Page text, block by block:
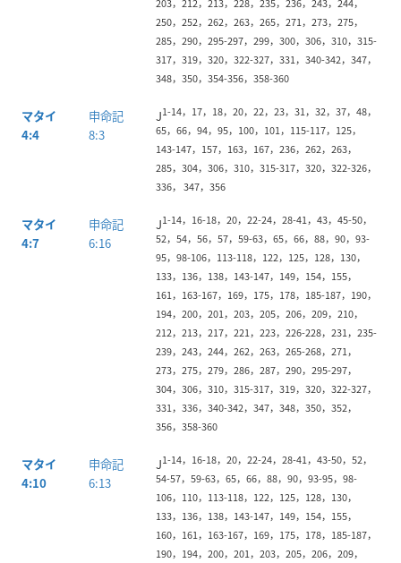
250，252，262，263，265，271，273，275，
285，290，295-297，299，300，306，310，315-
317，319，320，322-327，331，340-342，347，
348，350，354-356，358-360
マタイ
4:4
申命記
8:3
J1-14，17，18，20，22，23，31，32，37，48，
65，66，94，95，100，101，115-117，125，
143-147，157，163，167，236，262，263，
285，304，306，310，315-317，320，322-326，
336， 347，356
マタイ
4:7
申命記
6:16
J1-14，16-18，20，22-24，28-41，43，45-50，
52，54，56，57，59-63，65，66，88，90，93-
95，98-106，113-118，122，125，128，130，
133，136，138，143-147，149，154，155，
161，163-167，169，175，178，185-187，190，
194，200，201，203，205，206，209，210，
212，213，217，221，223，226-228，231，235-
239，243，244，262，263，265-268，271，
273，275，279，286，287，290，295-297，
304，306，310，315-317，319，320，322-327，
331，336，340-342，347，348，350，352，
356，358-360
マタイ
4:10
申命記
6:13
J1-14，16-18，20，22-24，28-41，43-50，52，
54-57，59-63，65，66，88，90，93-95，98-
106，110，113-118，122，125，128，130，
133，136，138，143-147，149，154，155，
160，161，163-167，169，175，178，185-187，
190，194，200，201，203，205，206，209，